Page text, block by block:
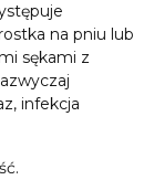
na pniu lub
sękami z
infekcja